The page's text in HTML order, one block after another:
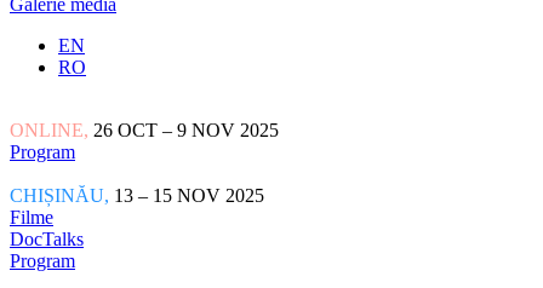
EN
RO
ONLINE, 26 OCT – 9 NOV 2025
Program
CHIȘINĂU, 13 – 15 NOV 2025
Filme
DocTalks
Program